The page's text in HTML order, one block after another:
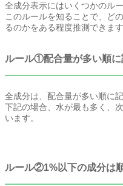
全成分表示にはいくつかのル
このルールを知ることで、ど
るのかをある程度推測できます
ルール①配合量が多い順に
全成分は、配合量が多い順に記
下記の場合、水が最も多く、
います。
ルール②1%以下の成分は